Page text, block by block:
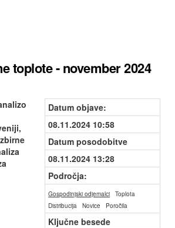
toplote - november 2024
Datum objave:
08.11.2024 10:58
Datum posodobitve
08.11.2024 13:28
Področja:
Gospodinjski odjemalci
Toplota
Distribucija
Novice Poročila
Ključne besede